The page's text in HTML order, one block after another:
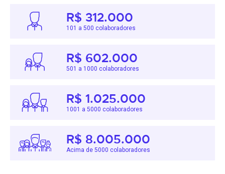
R$ 312.000
101 a 500 colaboradores
R$ 602.000
501 a 1000 colaboradores
R$ 1.025.000
1001 a 5000 colaboradores
R$ 8.005.000
Acima de 5000 colaboradores